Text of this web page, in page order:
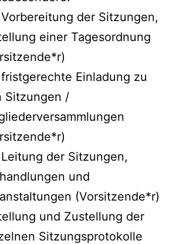
der Sitzungen,
einer Tagesordnung
Einladung zu
Sitzungen /
der Sitzungen,
und
(Vorsitzende*r)
und Zustellung der
Sitzungsprotokolle